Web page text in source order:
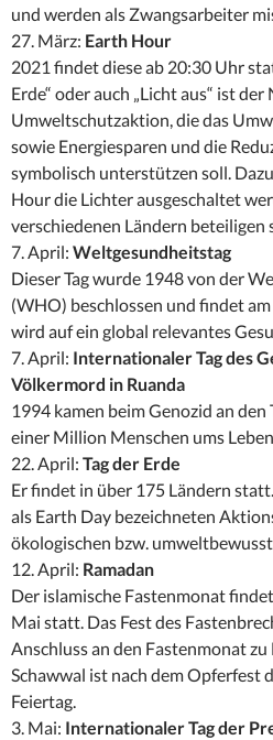
und werden als Zwangsarbeiter
27. März: Earth Hour
2021 findet diese ab 20:30 Uhr
Erde“ oder auch „Licht aus“ ist der
Umweltschutzaktion, die das
sowie Energiesparen und die
symbolisch unterstützen soll.
Hour die Lichter ausgeschaltet
verschiedenen Ländern beteiligen
7. April: Weltgesundheitstag
Dieser Tag wurde 1948 von der
(WHO) beschlossen und findet
wird auf ein global relevantes
7. April: Internationaler Tag des
Völkermord in Ruanda
1994 kamen beim Genozid an
einer Million Menschen ums
22. April: Tag der Erde
Er findet in über 175 Ländern
als Earth Day bezeichneten
ökologischen bzw.
12. April: Ramadan
Der islamische Fastenmonat
Mai statt. Das Fest des
Anschluss an den Fastenmonat
Schawwal ist nach dem Opferfest
Feiertag.
3. Mai: Internationaler Tag der